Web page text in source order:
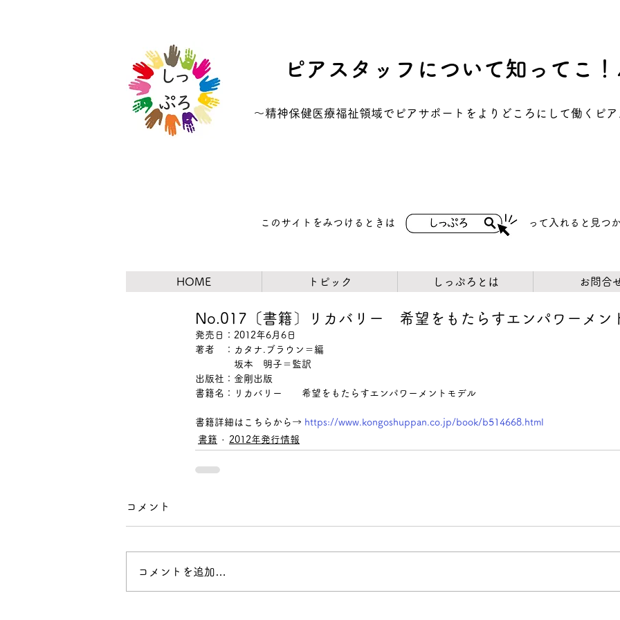
ピアスタッフについて知ってこ
～精神保健医療福祉領域でピアサポートをよりどころにして働くピ
​このサイトをみつけるときは って入れると見つ
HOME トピック しっぷろとは お問合
No.017〔書籍〕リカバリー 希望をもたらすエンパワーメン
発売日：2012年6月6日
著者　：カタナ.ブラウン＝編
坂本　明子＝監訳
出版社：金剛出版
書籍名：リカバリー
希望をもたらすエンパワーメントモデル
書籍詳細はこちらから→ https://www.kongoshuppan.co.jp/book/b514668.html
書籍
2012年発行情報
コメント
コメントを追加…